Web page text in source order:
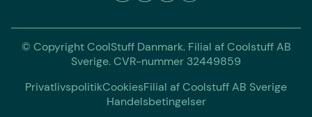
© Copyright CoolStuff Danmark. Filial af Coolstuff AB
Sverige. CVR-nummer 32449859
PrivatlivspolitikCookiesFilial af Coolstuff AB Sverige
Handelsbetingelser